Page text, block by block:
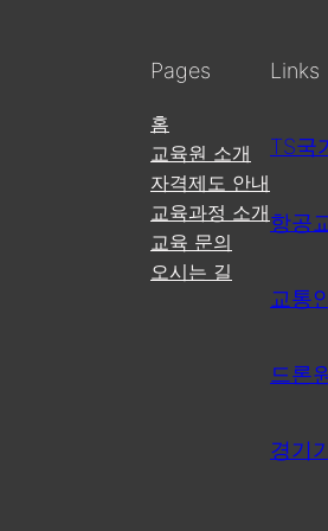
Pages
홈
교육원 소개
자격제도 안내
교육과정 소개
교육 문의
오시는 길
Links
TS국
항공
교통
드론
경기